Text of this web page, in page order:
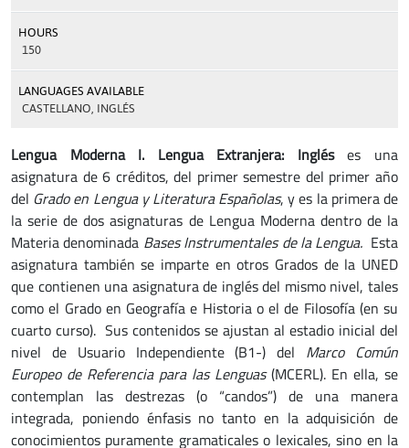
HOURS
150
LANGUAGES AVAILABLE
CASTELLANO, INGLÉS
Lengua Moderna I. Lengua Extranjera: Ingléses una
asignatura de 6 créditos, del primer semestre del primer año
del Grado en Lengua y Literatura Españolas, y es la primera de
la serie de dos asignaturas de Lengua Moderna dentro de la
Materia denominada Bases Instrumentales de la Lengua. Esta
asignatura también se imparte en otros Grados de la UNED
que contienen una asignatura de inglés del mismo nivel, tales
como el Grado en Geografía e Historia o el de Filosofía (en su
cuarto curso). Sus contenidos se ajustan al estadio inicial del
nivel de Usuario Independiente (B1-) del Marco Común
Europeo de Referencia para las Lenguas(MCERL). En ella, se
contemplan las destrezas (o “candos”) de una manera
integrada, poniendo énfasis no tanto en la adquisición de
conocimientos puramente gramaticales o lexicales, sino en la